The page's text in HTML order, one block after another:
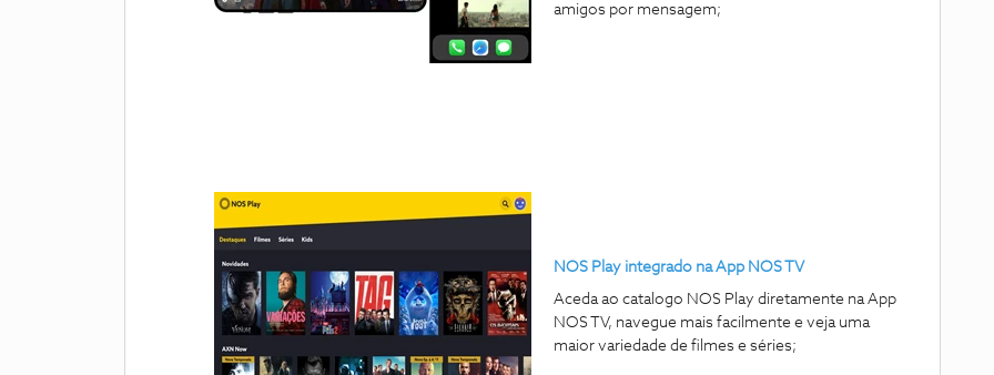
amigos por mensagem;
NOS Play integrado na App NOS TV
Aceda ao catalogo NOS Play diretamente na App
NOS TV, navegue mais facilmente e veja uma
maior variedade de filmes e séries;